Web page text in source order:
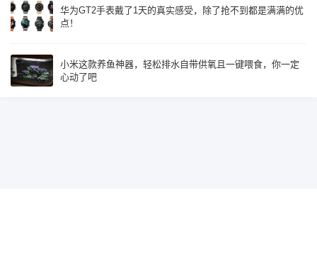
华为GT2手表戴了1天的真实感受，除了抢不到都是满满的优
点！
小米这款养鱼神器，轻松排水自带供氧且一键喂食，你一定
心动了吧